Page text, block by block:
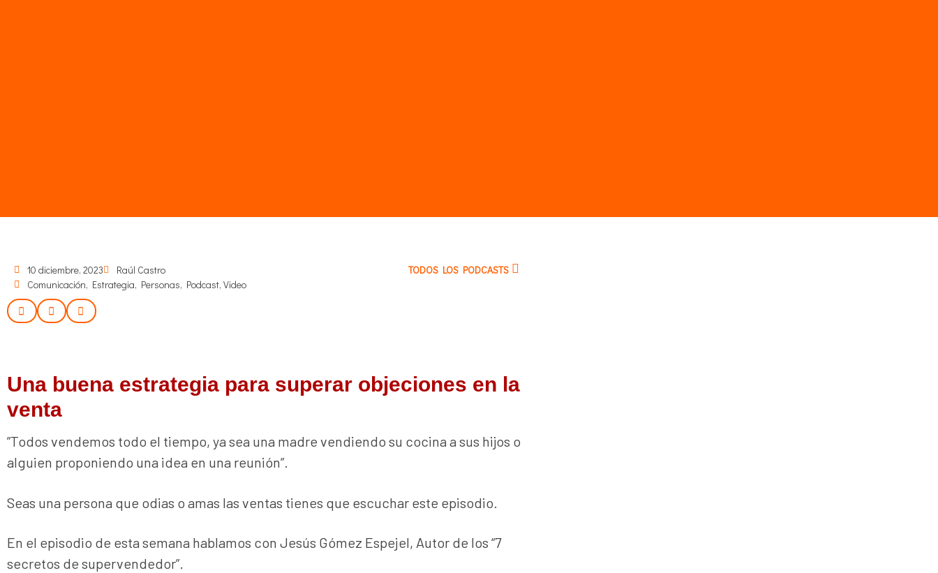
10 diciembre, 2023
Raúl Castro
Comunicación, Estrategia, Personas, Podcast, Video
TODOS LOS PODCASTS
Una buena estrategia para superar objeciones en la
venta
”Todos vendemos todo el tiempo, ya sea una madre vendiendo su cocina a sus hijos o
alguien proponiendo una idea en una reunión”.
Seas una persona que odias o amas las ventas tienes que escuchar este episodio.
En el episodio de esta semana hablamos con Jesús Gómez Espejel, Autor de los “7
secretos de supervendedor”.